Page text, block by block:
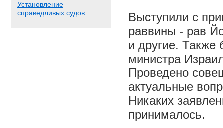
Установление
справедливых судов
Выступили с
раввины - рав
и другие. Также
министра
Проведено
актуальные
Никаких
принималось.